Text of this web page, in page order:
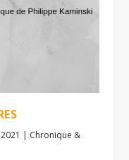
| Chronique &